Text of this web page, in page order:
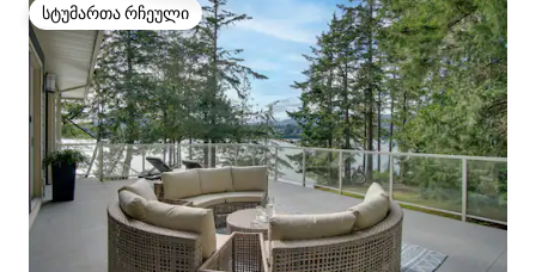
სტუმართა რჩეული
სტუმართა რჩეული